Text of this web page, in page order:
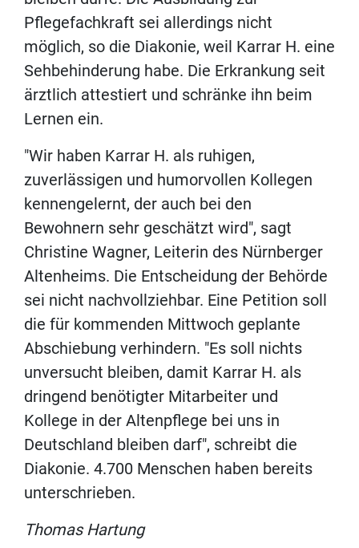
Pflegefachkraft sei allerdings nicht
möglich, so die Diakonie, weil Karrar H. eine
Sehbehinderung habe. Die Erkrankung seit
ärztlich attestiert und schränke ihn beim
Lernen ein.
"Wir haben Karrar H. als ruhigen,
zuverlässigen und humorvollen Kollegen
kennengelernt, der auch bei den
Bewohnern sehr geschätzt wird", sagt
Christine Wagner, Leiterin des Nürnberger
Altenheims. Die Entscheidung der Behörde
sei nicht nachvollziehbar. Eine Petition soll
die für kommenden Mittwoch geplante
Abschiebung verhindern. "Es soll nichts
unversucht bleiben, damit Karrar H. als
dringend benötigter Mitarbeiter und
Kollege in der Altenpflege bei uns in
Deutschland bleiben darf", schreibt die
Diakonie. 4.700 Menschen haben bereits
unterschrieben.
Thomas Hartung